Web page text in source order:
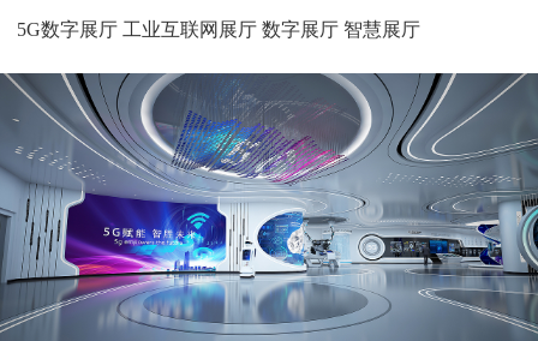
5G数字展厅 工业互联网展厅 数字展厅 智慧展厅